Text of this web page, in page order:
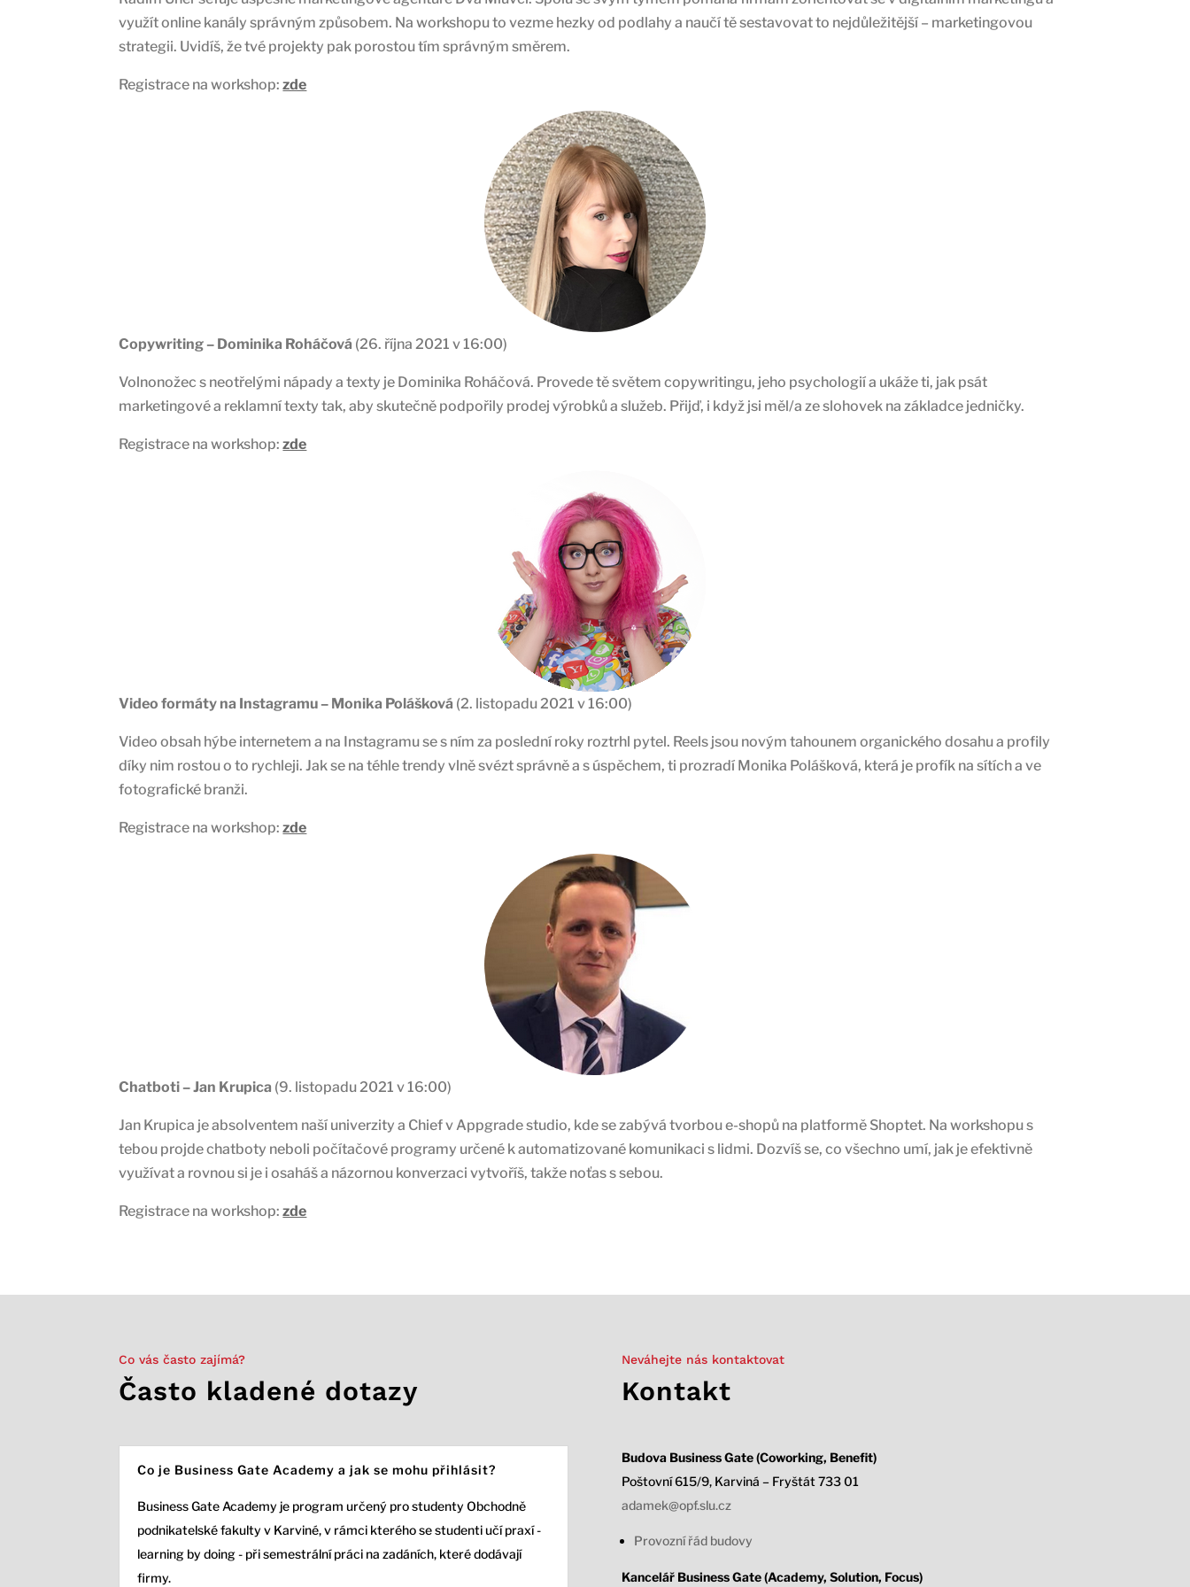
využít online kanály správným způsobem. Na workshopu to vezme hezky od podlahy a naučí tě sestavovat to nejdůležitější – marketingovou
strategii. Uvidíš, že tvé projekty pak porostou tím správným směrem.
Registrace na workshop:zde
Copywriting – Dominika Roháčová (26. října 2021 v 16:00)
Volnonožec s neotřelými nápady a texty je Dominika Roháčová. Provede tě světem copywritingu, jeho psychologií a ukáže ti, jak psát
marketingové a reklamní texty tak, aby skutečně podpořily prodej výrobků a služeb. Přijď, i když jsi měl/a ze slohovek na základce jedničky.
Registrace na workshop:zde
Video formáty na Instagramu – Monika Polášková (2. listopadu 2021 v 16:00)
Video obsah hýbe internetem a na Instagramu se s ním za poslední roky roztrhl pytel. Reels jsou novým tahounem organického dosahu a profily
díky nim rostou o to rychleji. Jak se na téhle trendy vlně svézt správně a s úspěchem, ti prozradí Monika Polášková, která je profík na sítích a ve
fotografické branži.
Registrace na workshop:zde
Chatboti – Jan Krupica (9. listopadu 2021 v 16:00)
Jan Krupica je absolventem naší univerzity a Chief v Appgrade studio, kde se zabývá tvorbou e-shopů na platformě Shoptet. Na workshopu s
tebou projde chatboty neboli počítačové programy určené k automatizované komunikaci s lidmi. Dozvíš se, co všechno umí, jak je efektivně
využívat a rovnou si je i osaháš a názornou konverzaci vytvoříš, takže noťas s sebou.
Registrace na workshop:zde
Co vás často zajímá?
Často kladené dotazy
Co je Business Gate Academy a jak se mohu přihlásit?
Business Gate Academy je program určený pro studenty Obchodně
podnikatelské fakulty v Karviné, v rámci kterého se studenti učí praxí -
learning by doing - při semestrální práci na zadáních, které dodávají
firmy.
Neváhejte nás kontaktovat
Kontakt
Budova Business Gate (Coworking, Benefit)
Poštovní 615/9, Karviná – Fryštát 733 01
adamek@opf.slu.cz
Provozní řád budovy
Kancelář Business Gate (Academy, Solution, Focus)